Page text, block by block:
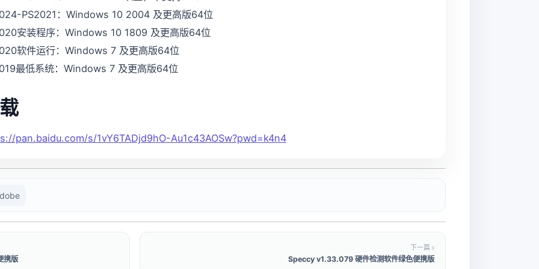
PS2021：Windows 10 2004 及更高版64位
安装程序：Windows 10 1809 及更高版64位
软件运行：Windows 7 及更高版64位
最低系统：Windows 7 及更高版64位
pan.baidu.com/s/1vY6TADjd9hO-Au1c43AOSw?pwd=k4n4
携版
下一篇
Speccy v1.33.079 硬件检测软件绿色便携版